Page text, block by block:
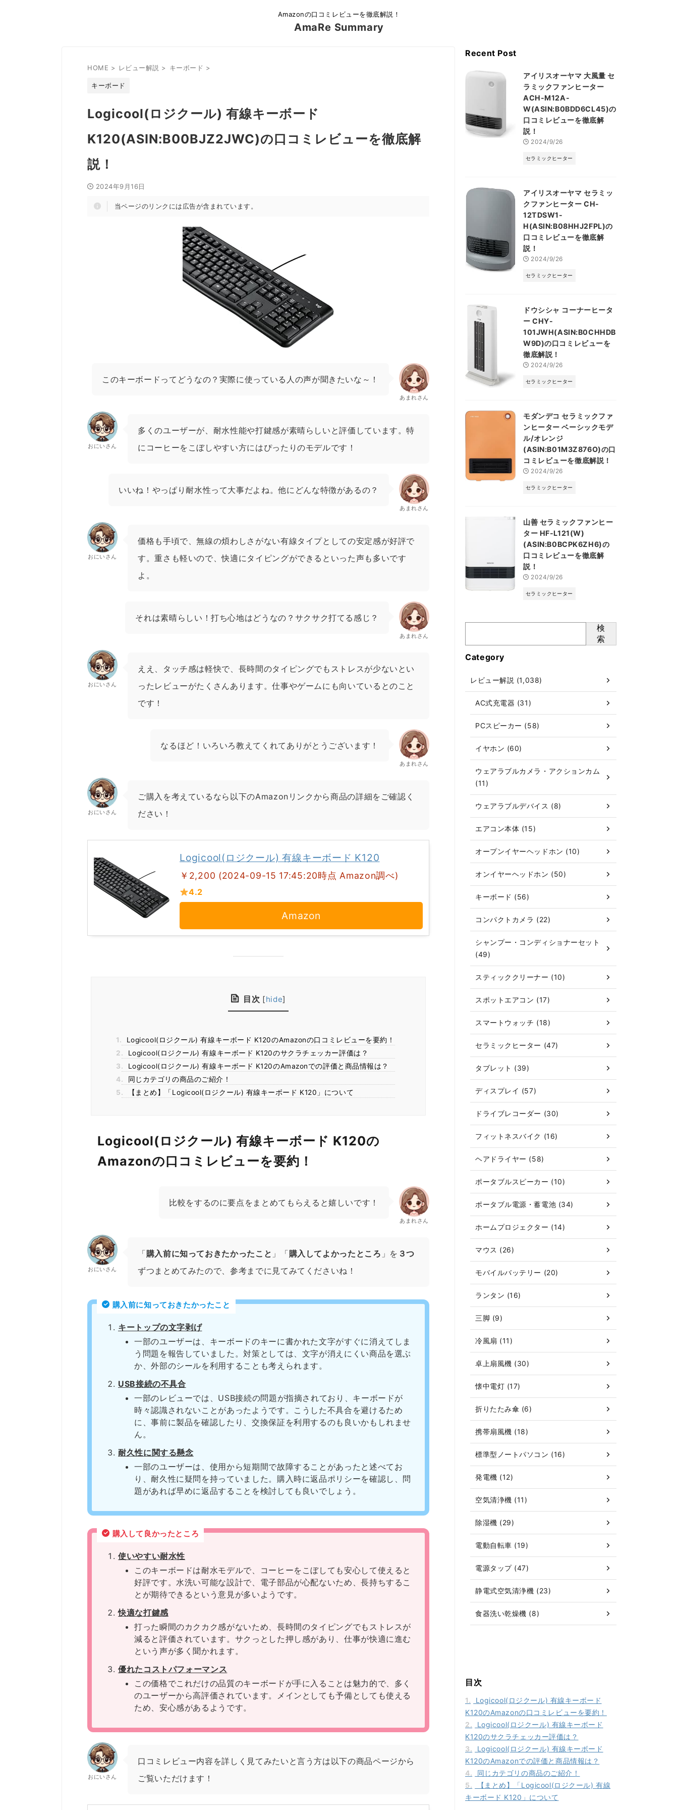
Amazonの口コミレビューを徹底解説！
AmaRe Summary
HOME > レビュー解説 > キーボード >
キーボード
Logicool(ロジクール) 有線キーボード
K120(ASIN:B00BJZ2JWC)の口コミレビューを徹底解
説！
2024年9月16日
当ページのリンクには広告が含まれています。
このキーボードってどうなの？実際に使っている人の声が聞きたいな～！
あまれさん
おにいさん
多くのユーザーが、耐水性能や打鍵感が素晴らしいと評価しています。特
にコーヒーをこぼしやすい方にはぴったりのモデルです！
いいね！やっぱり耐水性って大事だよね。他にどんな特徴があるの？
あまれさん
おにいさん
価格も手頃で、無線の煩わしさがない有線タイプとしての安定感が好評で
す。重さも軽いので、快適にタイピングができるといった声も多いです
よ。
それは素晴らしい！打ち心地はどうなの？サクサク打てる感じ？
あまれさん
おにいさん
ええ、タッチ感は軽快で、長時間のタイピングでもストレスが少ないとい
ったレビューがたくさんあります。仕事やゲームにも向いているとのこと
です！
なるほど！いろいろ教えてくれてありがとうございます！
あまれさん
おにいさん
ご購入を考えているなら以下のAmazonリンクから商品の詳細をご確認く
ださい！
Logicool(ロジクール) 有線キーボード K120
￥2,200 (2024-09-15 17:45:20時点 Amazon調べ)
4.2
Amazon
目次 [hide]
1.
Logicool(ロジクール) 有線キーボード K120のAmazonの口コミレビューを要約！
2.
Logicool(ロジクール) 有線キーボード K120のサクラチェッカー評価は？
3.
Logicool(ロジクール) 有線キーボード K120のAmazonでの評価と商品情報は？
4.
同じカテゴリの商品のご紹介！
5.
【まとめ】「Logicool(ロジクール) 有線キーボード K120」について
Logicool(ロジクール) 有線キーボード K120の
Amazonの口コミレビューを要約！
比較をするのに要点をまとめてもらえると嬉しいです！
あまれさん
おにいさん
「購入前に知っておきたかったこと 」「購入してよかったところ 」を ３つ
ずつまとめてみたので、参考までに見てみてくださいね！
購入前に知っておきたかったこと
キートップの文字剥げ
一部のユーザーは、キーボードのキーに書かれた文字がすぐに消えてしま
う問題を報告していました。対策としては、文字が消えにくい商品を選ぶ
か、外部のシールを利用することも考えられます。
USB接続の不具合
一部のレビューでは、USB接続の問題が指摘されており、キーボードが
時々認識されないことがあったようです。こうした不具合を避けるため
に、事前に製品を確認したり、交換保証を利用するのも良いかもしれませ
ん。
耐久性に関する懸念
一部のユーザーは、使用から短期間で故障することがあったと述べてお
り、耐久性に疑問を持っていました。購入時に返品ポリシーを確認し、問
題があれば早めに返品することを検討しても良いでしょう。
購入して良かったところ
使いやすい耐水性
このキーボードは耐水モデルで、コーヒーをこぼしても安心して使えると
好評です。水洗い可能な設計で、電子部品が心配ないため、長持ちするこ
とが期待できるという意見が多いようです。
快適な打鍵感
打った瞬間のカクカク感がないため、長時間のタイピングでもストレスが
減ると評価されています。サクっとした押し感があり、仕事が快適に進む
という声が多く聞かれます。
優れたコストパフォーマンス
この価格でこれだけの品質のキーボードが手に入ることは魅力的で、多く
のユーザーから高評価されています。メインとしても予備としても使える
ため、安心感があるようです。
おにいさん
口コミレビュー内容を詳しく見てみたいと言う方は以下の商品ページから
ご覧いただけます！
Recent Post
アイリスオーヤマ 大風量 セ
ラミックファンヒーター
ACH-M12A-
W(ASIN:B0BDD6CL45)の
口コミレビューを徹底解
説！
2024/9/26
セラミックヒーター
アイリスオーヤマ セラミッ
クファンヒーター CH-
12TDSW1-
H(ASIN:B08HHJ2FPL)の
口コミレビューを徹底解
説！
2024/9/26
セラミックヒーター
ドウシシャ コーナーヒータ
ー CHY-
101JWH(ASIN:B0CHHDB
W9D)の口コミレビューを
徹底解説！
2024/9/26
セラミックヒーター
モダンデコ セラミックファ
ンヒーター ベーシックモデ
ル/オレンジ
(ASIN:B01M3Z876O)の口
コミレビューを徹底解説！
2024/9/26
セラミックヒーター
山善 セラミックファンヒー
ター HF-L121(W)
(ASIN:B0BCPK6ZH6)の
口コミレビューを徹底解
説！
2024/9/26
セラミックヒーター
検
索
Category
レビュー解説 (1,038)
AC式充電器 (31)
PCスピーカー (58)
イヤホン (60)
ウェアラブルカメラ・アクションカム
(11)
ウェアラブルデバイス (8)
エアコン本体 (15)
オープンイヤーヘッドホン (10)
オンイヤーヘッドホン (50)
キーボード (56)
コンパクトカメラ (22)
シャンプー・コンディショナーセット
(49)
スティッククリーナー (10)
スポットエアコン (17)
スマートウォッチ (18)
セラミックヒーター (47)
タブレット (39)
ディスプレイ (57)
ドライブレコーダー (30)
フィットネスバイク (16)
ヘアドライヤー (58)
ポータブルスピーカー (10)
ポータブル電源・蓄電池 (34)
ホームプロジェクター (14)
マウス (26)
モバイルバッテリー (20)
ランタン (16)
三脚 (9)
冷風扇 (11)
卓上扇風機 (30)
懐中電灯 (17)
折りたたみ傘 (6)
携帯扇風機 (18)
標準型ノートパソコン (16)
発電機 (12)
空気清浄機 (11)
除湿機 (29)
電動自転車 (19)
電源タップ (47)
静電式空気清浄機 (23)
食器洗い乾燥機 (8)
目次
1.
Logicool(ロジクール) 有線キーボード
K120のAmazonの口コミレビューを要約！
2.
Logicool(ロジクール) 有線キーボード
K120のサクラチェッカー評価は？
3.
Logicool(ロジクール) 有線キーボード
K120のAmazonでの評価と商品情報は？
4.
同じカテゴリの商品のご紹介！
5.
【まとめ】「Logicool(ロジクール) 有線
キーボード K120」について